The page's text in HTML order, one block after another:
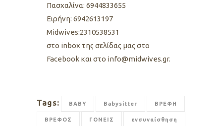
Πασχαλίνα: 6944833655
Ειρήνη: 6942613197
Midwives:2310538531
στο inbox της σελίδας μας στο
Facebook και στο info@midwives.gr.
Tags: BABY Babysitter ΒΡΕΦΗ
ΒΡΕΦΟΣ ΓΟΝΕΙΣ ενσυναίσθηση